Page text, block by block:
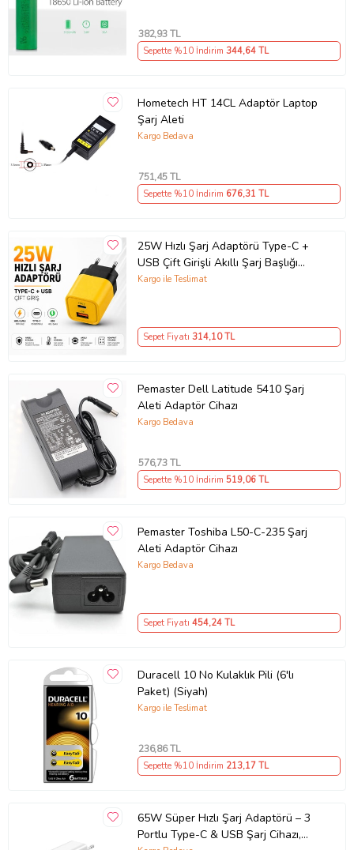
382,93 TL
Sepette %10 İndirim 344,64 TL
Hometech HT 14CL Adaptör Laptop
Şarj Aleti
Kargo Bedava
751,45 TL
Sepette %10 İndirim 676,31 TL
25W Hızlı Şarj Adaptörü Type-C +
USB Çift Girişli Akıllı Şarj Başlığı
Kompakt Tasarım
Kargo ile Teslimat
Sepet Fiyatı 314,10 TL
Pemaster Dell Latitude 5410 Şarj
Aleti Adaptör Cihazı
Kargo Bedava
576,73 TL
Sepette %10 İndirim 519,06 TL
Pemaster Toshiba L50-C-235 Şarj
Aleti Adaptör Cihazı
Kargo Bedava
Sepet Fiyatı 454,24 TL
Duracell 10 No Kulaklık Pili (6'lı
Paket) (Siyah)
Kargo ile Teslimat
236,86 TL
Sepette %10 İndirim 213,17 TL
65W Süper Hızlı Şarj Adaptörü – 3
Portlu Type-C & USB Şarj Cihazı,